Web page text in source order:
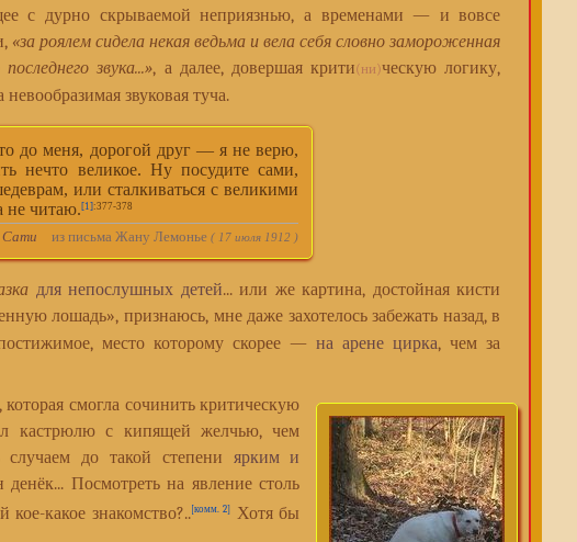
с дурно скрываемой неприязнью, а временами — и вовсе
«за роялем сидела некая ведьма и вела себя словно замороженная
звука...», а далее, довершая крити(ни)ческую логику,
звуковая туча.
до меня, дорогой друг — я не верю,
нечто великое. Ну посудите сами,
или сталкиваться с великими
не читаю. [1] :377-378
Сати из письма Жану Лемонье ( 17 июля 1912 )
для непослушных детей... или же картина, достойная кисти
лошадь», признаюсь, мне даже захотелось забежать назад, в
место которому скорее —на арене цирка, чем за
смогла сочинить критическую
кастрюлю с кипящей желчью, чем
до такой степени ярким и
Посмотреть на явление столь
какое знакомство?.. [комм. 2]
Хотя бы